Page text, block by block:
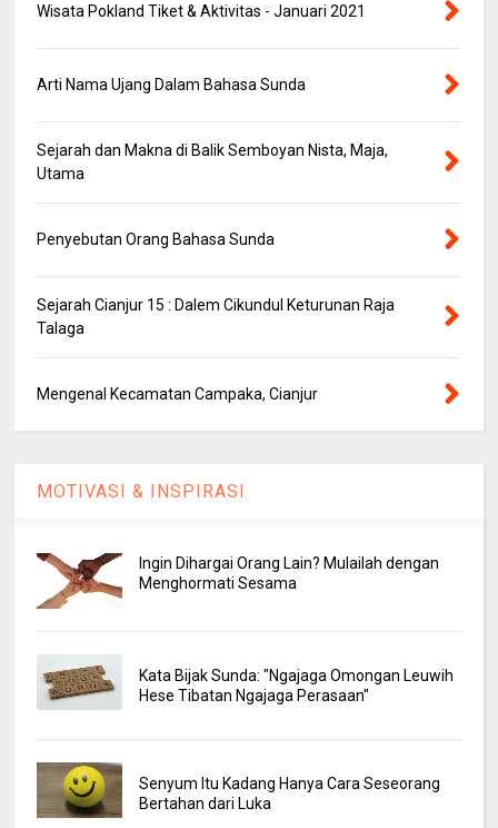
Wisata Pokland Tiket & Aktivitas - Januari 2021
Arti Nama Ujang Dalam Bahasa Sunda
Sejarah dan Makna di Balik Semboyan Nista, Maja,
Utama
Penyebutan Orang Bahasa Sunda
Sejarah Cianjur 15 : Dalem Cikundul Keturunan Raja
Talaga
Mengenal Kecamatan Campaka, Cianjur
MOTIVASI & INSPIRASI
Ingin Dihargai Orang Lain? Mulailah dengan
Menghormati Sesama
Kata Bijak Sunda: "Ngajaga Omongan Leuwih
Hese Tibatan Ngajaga Perasaan"
Senyum Itu Kadang Hanya Cara Seseorang
Bertahan dari Luka